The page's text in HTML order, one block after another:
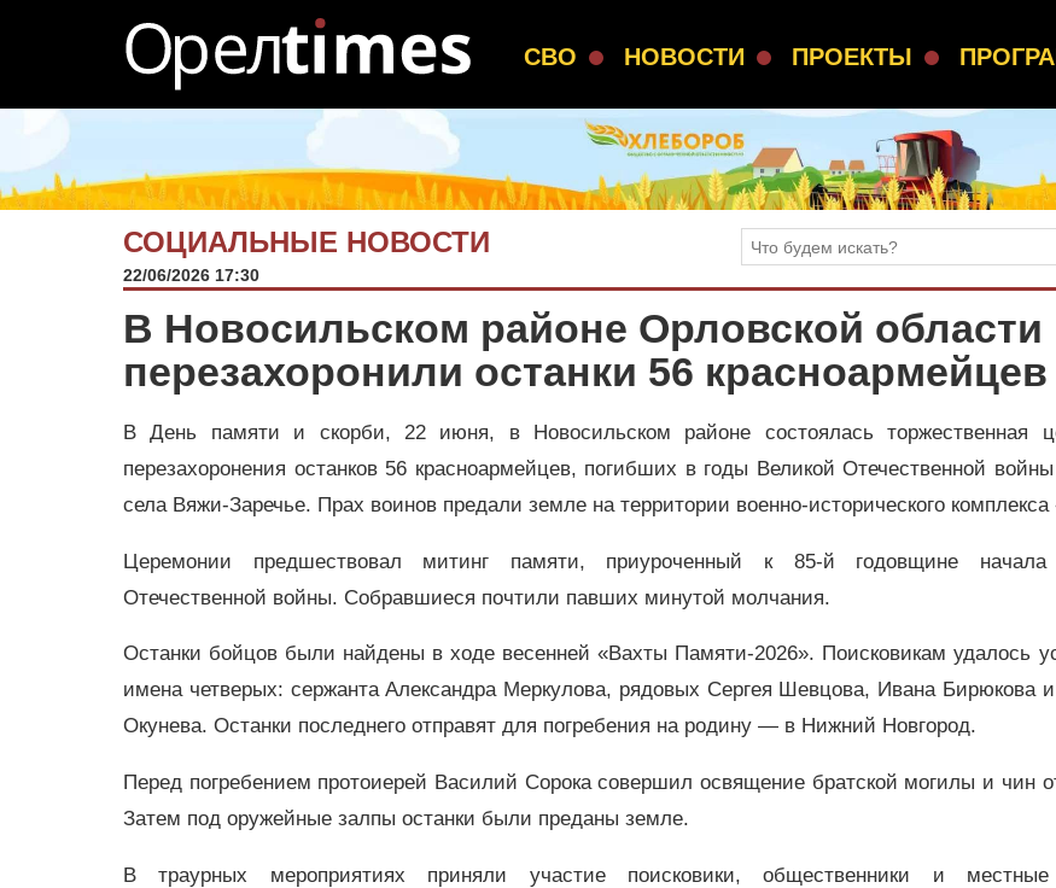
СВО НОВОСТИ ПРОЕКТЫ
СОЦИАЛЬНЫЕ НОВОСТИ
22/06/2026 17:30
В Новосильском районе Орловской области
перезахоронили останки 56 красноармейцев
В День памяти и скорби, 22 июня, в Новосильском районе состоялась торжественная
перезахоронения останков 56 красноармейцев, погибших в годы Великой Отечественной
села Вяжи-Заречье. Прах воинов предали земле на территории военно-исторического
Церемонии предшествовал митинг памяти, приуроченный к 85-й годовщине начала
Отечественной войны. Собравшиеся почтили павших минутой молчания.
Останки бойцов были найдены в ходе весенней «Вахты Памяти-2026». Поисковикам удалось
имена четверых: сержанта Александра Меркулова, рядовых Сергея Шевцова, Ивана Бирюкова и
Окунева. Останки последнего отправят для погребения на родину — в Нижний Новгород.
Перед погребением протоиерей Василий Сорока совершил освящение братской могилы и чин
Затем под оружейные залпы останки были преданы земле.
В траурных мероприятиях приняли участие поисковики, общественники и